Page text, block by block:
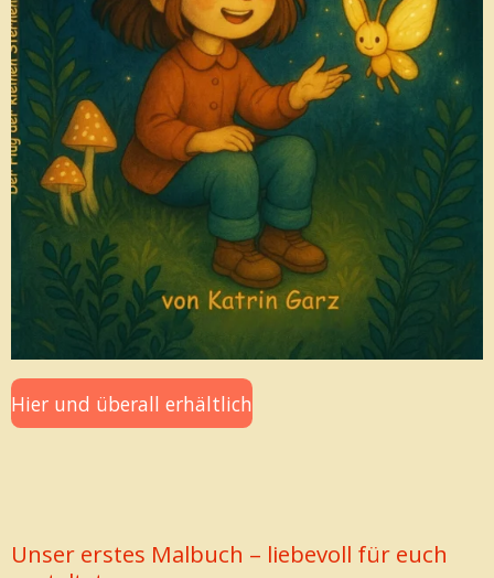
Hier und überall erhältlich
Unser erstes Malbuch – liebevoll für euch